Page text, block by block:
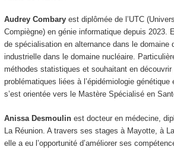
Audrey Combaryest diplômée de l’UTC
Compiègne) en génie informatique depuis 2023.
de spécialisation en alternance dans le domaine
industrielle dans le domaine nucléaire.
méthodes statistiques et souhaitant en découvrir
problématiques liées à l’épidémiologie génétique
s’est orientée vers le Mastère Spécialisé en
Anissa Desmoulin est docteur en médecine,
La Réunion. A travers ses stages à Mayotte, à
elle a eu l’opportunité d’améliorer ses